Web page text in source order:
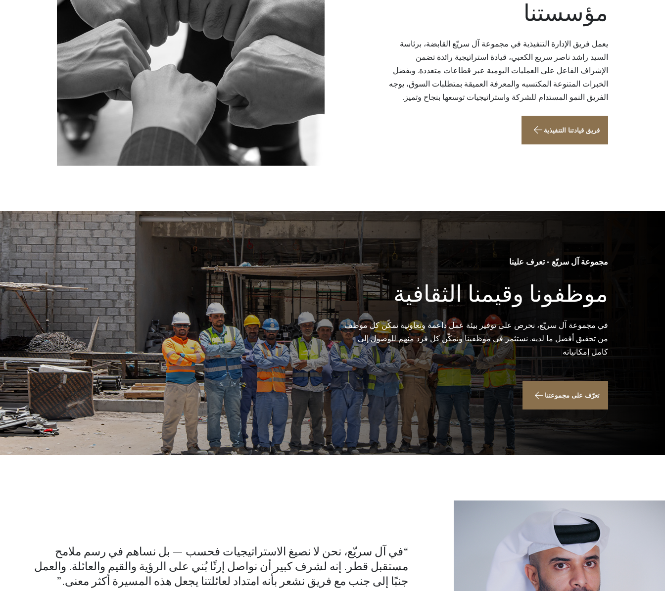
مؤسستنا
يعمل فريق الإدارة التنفيذية في مجموعة آل سريّع القابضة، برئاسة
السيد راشد ناصر سريع الكعبي، قيادة استراتيجية رائدة تضمن
الإشراف الفاعل على العمليات اليومية عبر قطاعات متعددة. وبفضل
الخبرات المتنوعة المكتسبه والمعرفة العميقة بمتطلبات السوق، يوجه
الفريق النمو المستدام للشركة واستراتيجيات توسعها بنجاح وتميز.
فريق قيادتنا التنفيذية
مجموعة آل سريّع - تعرف علينا
موظفونا وقيمنا الثقافية
في مجموعة آل سريّع، نحرص على توفير بيئة عمل داعمة وتعاونية تمكّن كل موظف
من تحقيق أفضل ما لديه. نستثمر في موظفينا ونمكّن كل فرد منهم للوصول إلى
كامل إمكانياته
تعرّف على مجموعتنا
“في آل سريّع، نحن لا نصيغ الاستراتيجيات فحسب — بل نساهم في رسم ملامح
مستقبل قطر. إنه لشرف كبير أن نواصل إرثًا بُني على الرؤية والقيم والعائلة. والعمل
جنبًا إلى جنب مع فريق نشعر بأنه امتداد لعائلتنا يجعل هذه المسيرة أكثر معنى.”